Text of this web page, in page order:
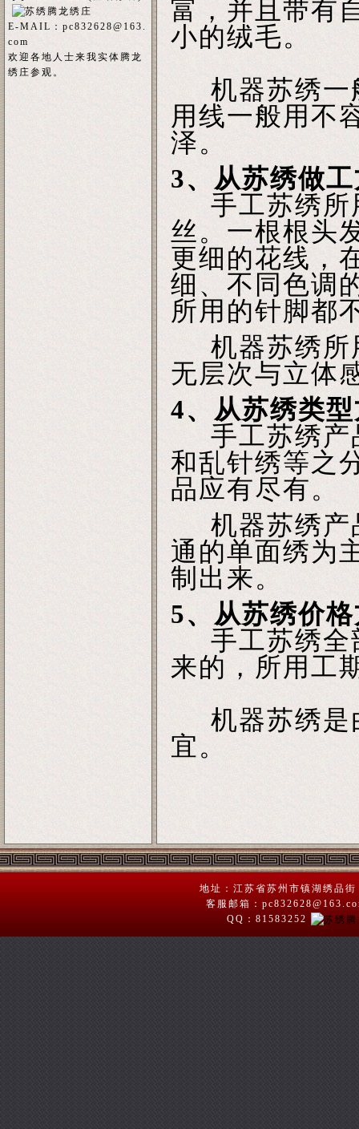
E-MAIL： pc832628@163.
com
欢迎各地人士来我实体腾龙
绣庄参观。
富，并且带有
小的绒毛。
机器苏绣一
用线一般用不
泽。
3、从苏绣做
手工苏绣所
丝。一根根头
更细的花线，
细、不同色调
所用的针脚都
机器苏绣所
无层次与立体
4、从苏绣类
手工苏绣产
和乱针绣等之
品应有尽有。
机器苏绣产
通的单面绣为
制出来。
5、从苏绣价
手工苏绣全
来的，所用工
机器苏绣是
宜。
地址：江苏省苏州市镇湖绣品
客服邮箱：
QQ：81583252